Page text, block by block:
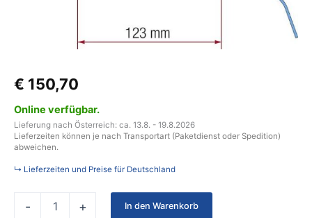
€ 150,70
Online verfügbar.
Lieferung nach Österreich: ca. 13.8. - 19.8.2026
Lieferzeiten können je nach Transportart (Paketdienst oder Spedition)
abweichen.
↳ Lieferzeiten und Preise für Deutschland
- + In den Warenkorb